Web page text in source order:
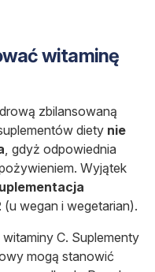
witaminę
zbilansowaną
diety nie
, gdyż odpowiednia
Wyjątek
(u wegan i wegetarian).
C. Suplementy
mogą stanowić